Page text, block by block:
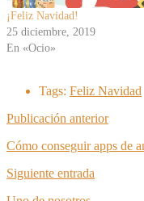
¡Feliz Navidad!
25 diciembre, 2019
En «Ocio»
Tags: Feliz Navidad
Publicación anterior
Cómo conseguir apps de
Siguiente entrada